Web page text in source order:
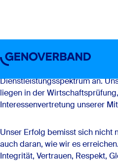
Das sind wir
Mitglieder
Genossenschaft gründen
Der Genoverband e.V. bieten
und Netzwerkgesellschaften ein
Dienstleistungsspektrum an.
liegen in der
Interessenvertretung unserer
Unser Erfolg bemisst sich nicht
auch daran, wie wir es
Integrität, Vertrauen, Respekt,